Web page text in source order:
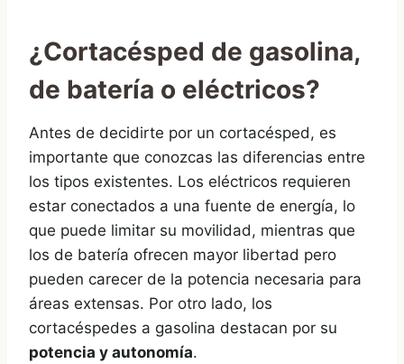
¿Cortacésped de gasolina,
de batería o eléctricos?
Antes de decidirte por un cortacésped, es
importante que conozcas las diferencias entre
los tipos existentes. Los eléctricos requieren
estar conectados a una fuente de energía, lo
que puede limitar su movilidad, mientras que
los de batería ofrecen mayor libertad pero
pueden carecer de la potencia necesaria para
áreas extensas. Por otro lado, los
cortacéspedes a gasolina destacan por su
potencia y autonomía.